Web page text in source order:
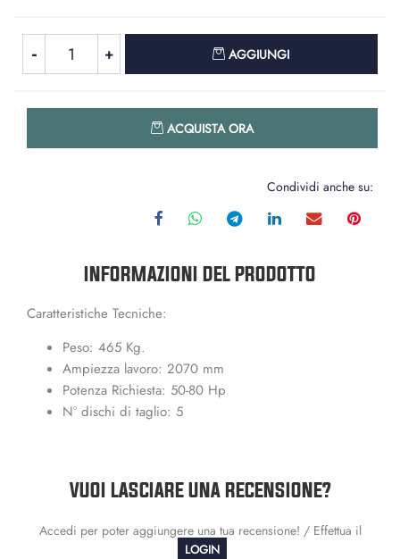
AGGIUNGI
ACQUISTA ORA
Condividi anche su:
INFORMAZIONI DEL PRODOTTO
Caratteristiche Tecniche:
Peso: 465 Kg.
Ampiezza lavoro: 2070 mm
Potenza Richiesta: 50-80 Hp
N° dischi di taglio: 5
VUOI LASCIARE UNA RECENSIONE?
Accedi per poter aggiungere una tua recensione! / Effettua il
LOGIN